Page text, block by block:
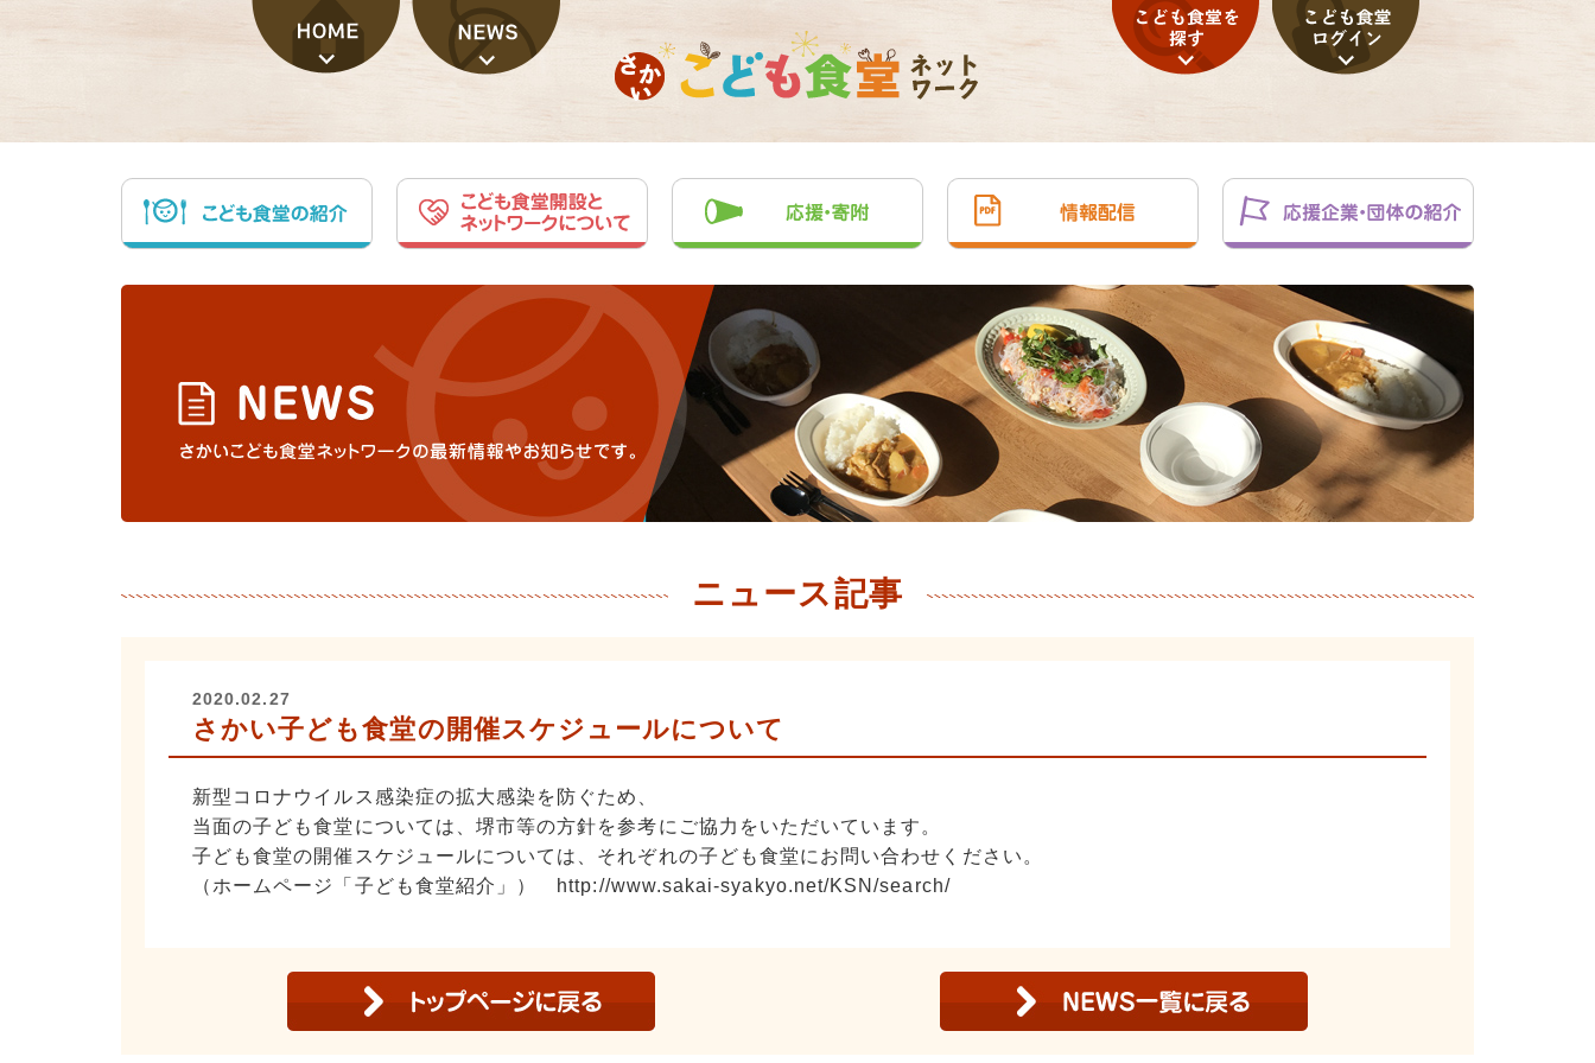
ニュース記事
2020.02.27
さかい子ども食堂の開催スケジュールについて
新型コロナウイルス感染症の拡大感染を防ぐため、
当面の子ども食堂については、堺市等の方針を参考にご協力をいただいています。
子ども食堂の開催スケジュールについては、それぞれの子ども食堂にお問い合わせください。
（ホームページ「子ども食堂紹介」） http://www.sakai-syakyo.net/KSN/search/